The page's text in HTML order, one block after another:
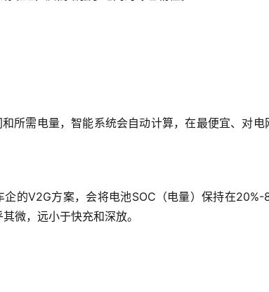
所需电量，智能系统会自动计算，在最便宜、对电
企的V2G方案，会将电池SOC（电量）保持在20%-
微，远小于快充和深放。